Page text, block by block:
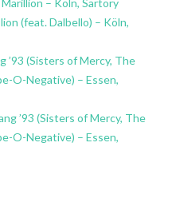
– Köln, Sartory
(feat. Dalbello) – Köln,
’93 (Sisters of Mercy, The
O-Negative) – Essen,
’93 (Sisters of Mercy, The
O-Negative) – Essen,